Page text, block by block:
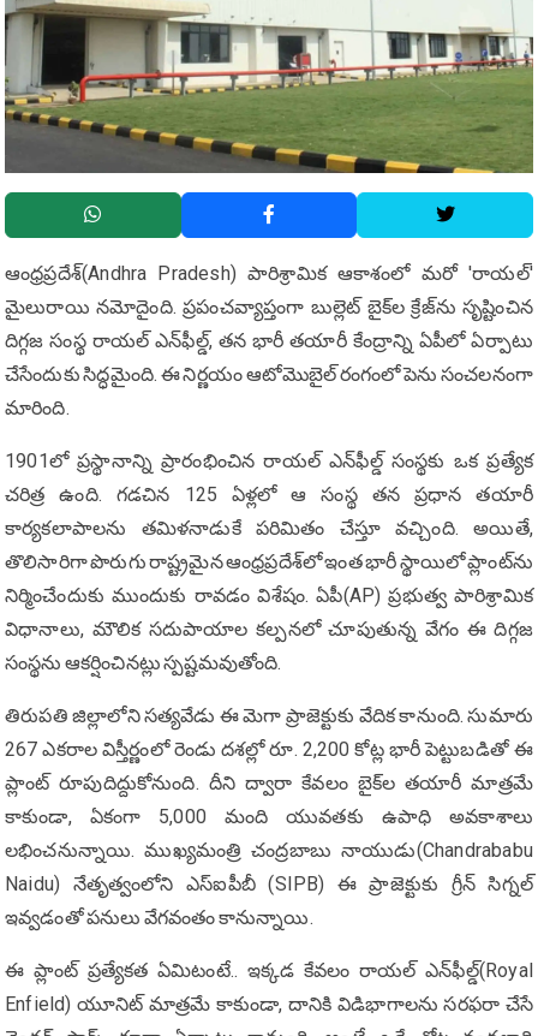
ఆంధ్రప్రదేశ్(Andhra Pradesh) పారిశ్రామిక ఆకాశంలో మరో 'రాయల్'
మైలురాయి నమోదైంది. ప్రపంచవ్యాప్తంగా బుల్లెట్ బైక్‌ల క్రేజ్‌ను సృష్టించిన
దిగ్గజ సంస్థ రాయల్ ఎన్‌ఫీల్డ్, తన భారీ తయారీ కేంద్రాన్ని ఏపీలో ఏర్పాటు
చేసేందుకు సిద్ధమైంది. ఈ నిర్ణయం ఆటోమొబైల్ రంగంలో పెను సంచలనంగా
మారింది.
1901లో ప్రస్థానాన్ని ప్రారంభించిన రాయల్ ఎన్‌ఫీల్డ్ సంస్థకు ఒక ప్రత్యేక
చరిత్ర ఉంది. గడచిన 125 ఏళ్లలో ఆ సంస్థ తన ప్రధాన తయారీ
కార్యకలాపాలను తమిళనాడుకే పరిమితం చేస్తూ వచ్చింది. అయితే,
తొలిసారిగా పొరుగు రాష్ట్రమైన ఆంధ్రప్రదేశ్‌లో ఇంత భారీ స్థాయిలో ప్లాంట్‌ను
నిర్మించేందుకు ముందుకు రావడం విశేషం. ఏపీ(AP) ప్రభుత్వ పారిశ్రామిక
విధానాలు, మౌలిక సదుపాయాల కల్పనలో చూపుతున్న వేగం ఈ దిగ్గజ
సంస్థను ఆకర్షించినట్లు స్పష్టమవుతోంది.
తిరుపతి జిల్లాలోని సత్యవేడు ఈ మెగా ప్రాజెక్టుకు వేదిక కానుంది. సుమారు
267 ఎకరాల విస్తీర్ణంలో రెండు దశల్లో రూ. 2,200 కోట్ల భారీ పెట్టుబడితో ఈ
ప్లాంట్ రూపుదిద్దుకోనుంది. దీని ద్వారా కేవలం బైక్‌ల తయారీ మాత్రమే
కాకుండా, ఏకంగా 5,000 మంది యువతకు ఉపాధి అవకాశాలు
లభించనున్నాయి. ముఖ్యమంత్రి చంద్రబాబు నాయుడు(Chandrababu
Naidu) నేతృత్వంలోని ఎస్‌ఐపీబీ (SIPB) ఈ ప్రాజెక్టుకు గ్రీన్ సిగ్నల్
ఇవ్వడంతో పనులు వేగవంతం కానున్నాయి.
ఈ ప్లాంట్ ప్రత్యేకత ఏమిటంటే.. ఇక్కడ కేవలం రాయల్ ఎన్‌ఫీల్డ్(Royal
Enfield) యూనిట్ మాత్రమే కాకుండా, దానికి విడిభాగాలను సరఫరా చేసే